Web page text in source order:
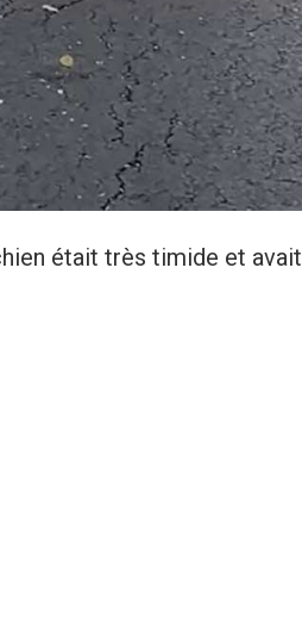
était très timide et avait